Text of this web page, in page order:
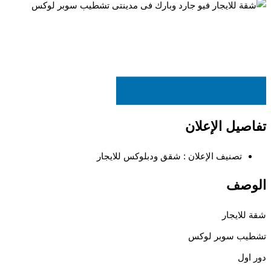
تفاصيل الإعلان
تصنيف الإعلان : شقق ودبلوكس للايجار
الوصف
شقة للايجار
تشطيب سوبر لوكس
دور اول